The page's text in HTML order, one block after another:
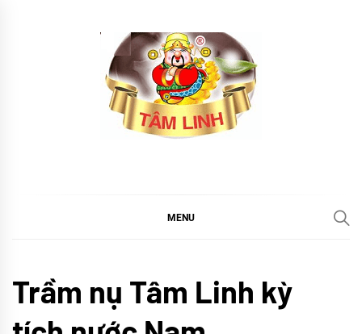
MENU
TÔI
ký
Trầm
Trầm nụ Tâm Linh kỳ